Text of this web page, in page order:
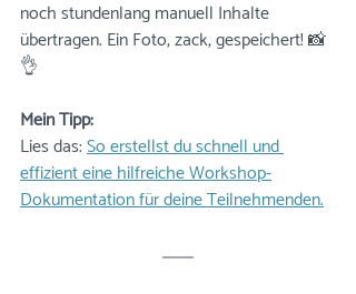
noch stundenlang manuell Inhalte
übertragen. Ein Foto, zack, gespeichert! 📸
👌
Mein Tipp:
Lies das: So erstellst du schnell und
effizient eine hilfreiche Workshop-
Dokumentation für deine Teilnehmenden.